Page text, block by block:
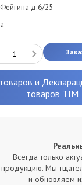
д.6/25
и
товаров TIM
Всегда только
продукцию. Мы
и обновляем